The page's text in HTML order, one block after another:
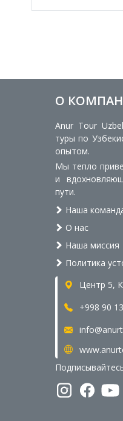
О
Anur Tour
туры по
опытом.
Мы тепло
и
пути.
Наша
О нас
Наша миссия
Политика
Центр 5,
+998 90